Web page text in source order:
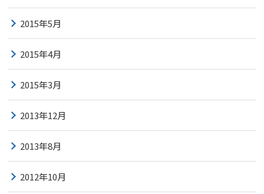
2015年5月
2015年4月
2015年3月
2013年12月
2013年8月
2012年10月